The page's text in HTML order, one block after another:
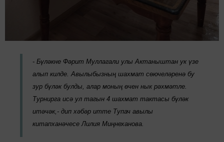
- Бүләкне Фәрит Муллагали улы Актаныштан ук үзе
алып килде. Авылыбызның шахмат сөючеләренә бу
зур бүләк булды , алар моның өчен нык рәхмәтле.
Турнирга исә ул тагын 4 шахмат тактасы бүләк
итәчәк,- дип хәбәр итте Тупач авылы
китапханәчесе Лилия Миңнеханова.